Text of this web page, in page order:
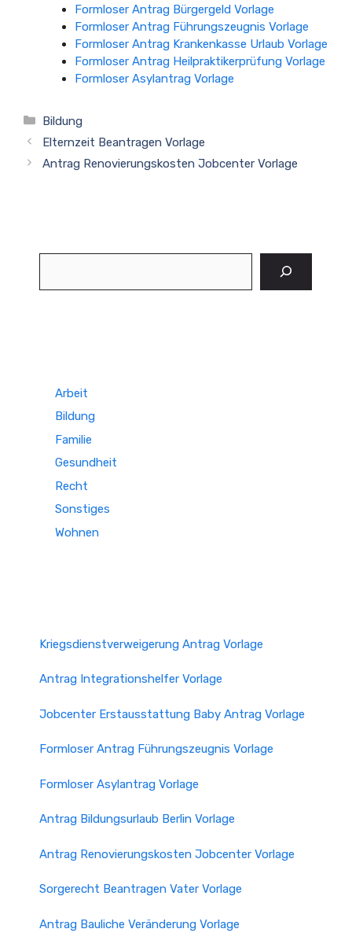
Formloser Antrag Bürgergeld Vorlage
Formloser Antrag Führungszeugnis Vorlage
Formloser Antrag Krankenkasse Urlaub Vorlage
Formloser Antrag Heilpraktikerprüfung Vorlage
Formloser Asylantrag Vorlage
Kategorien
Bildung
Elternzeit Beantragen Vorlage
Antrag Renovierungskosten Jobcenter Vorlage
Arbeit
Bildung
Familie
Gesundheit
Recht
Sonstiges
Wohnen
Kriegsdienstverweigerung Antrag Vorlage
Antrag Integrationshelfer Vorlage
Jobcenter Erstausstattung Baby Antrag Vorlage
Formloser Antrag Führungszeugnis Vorlage
Formloser Asylantrag Vorlage
Antrag Bildungsurlaub Berlin Vorlage
Antrag Renovierungskosten Jobcenter Vorlage
Sorgerecht Beantragen Vater Vorlage
Antrag Bauliche Veränderung Vorlage